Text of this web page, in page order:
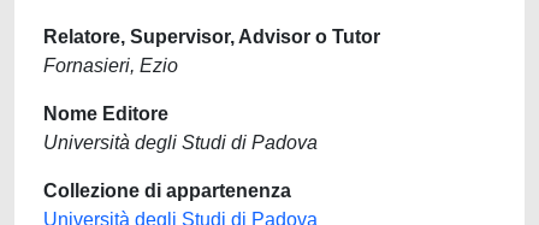
Relatore, Supervisor, Advisor o Tutor
Fornasieri, Ezio
Nome Editore
Università degli Studi di Padova
Collezione di appartenenza
Università degli Studi di Padova